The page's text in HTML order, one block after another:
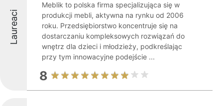
Laureaci
Meblik to polska firma specjalizująca się w
produkcji mebli, aktywna na rynku od 2006
roku. Przedsiębiorstwo koncentruje się na
dostarczaniu kompleksowych rozwiązań do
wnętrz dla dzieci i młodzieży, podkreślając
przy tym innowacyjne podejście ...
8